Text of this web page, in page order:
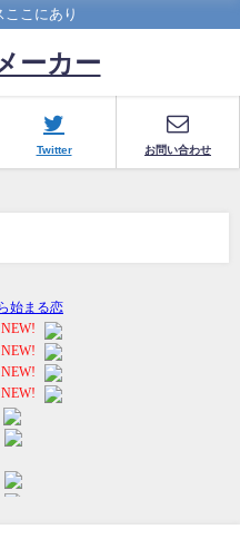
ここにあり
ーカー
Twitter お問い合わせ